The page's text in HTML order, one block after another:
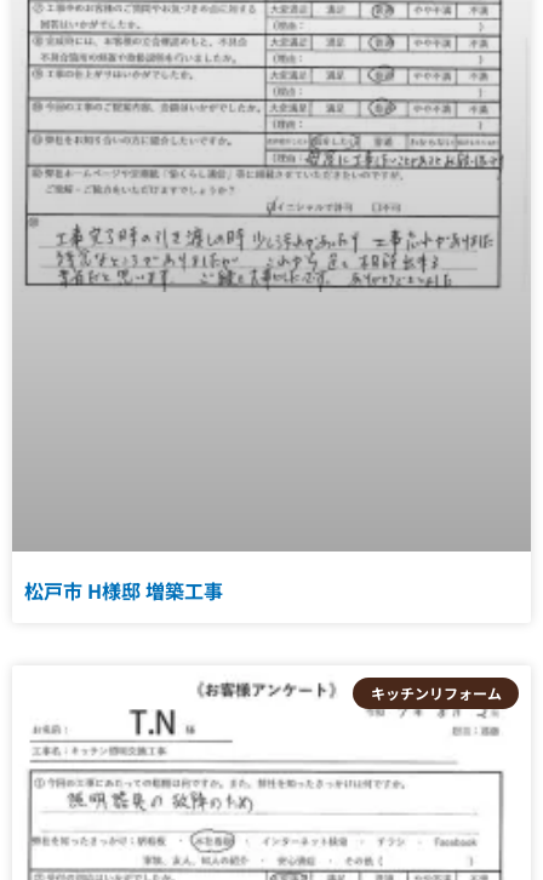
松戸市 H様邸 増築工事
キッチンリフォーム